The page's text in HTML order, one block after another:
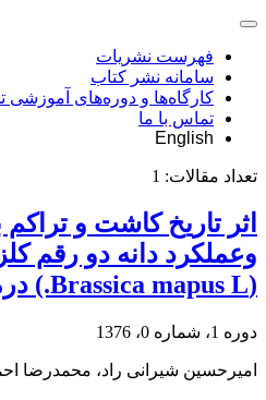
فهرست نشریات
سامانه نشر کتاب
کارگاه‌ها و دوره‌های
تماس با ما
English
تعداد مقالات: 1
اثر تاریخ کاشت و
وعملکرد دانه دو رقم
(Brassica mapus L.) درمنطقه کرج
دوره 1، شماره 0، 1376
امیرحسین شیرانی راد، محمدرضا